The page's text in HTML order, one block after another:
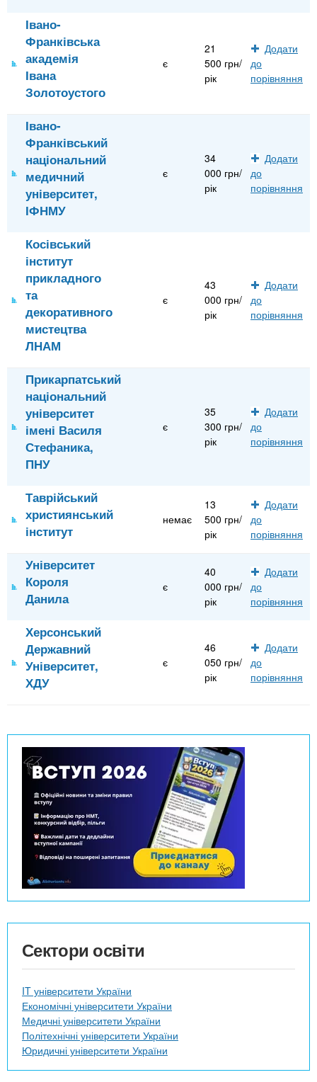
Івано-
Франківська
академія
Івана
Золотоустого
є
21
500 грн/
рік
Додати
до
порівняння
Івано-
Франківський
національний
медичний
університет,
ІФНМУ
є
34
000 грн/
рік
Додати
до
порівняння
Косівський
інститут
прикладного
та
декоративного
мистецтва
ЛНАМ
є
43
000 грн/
рік
Додати
до
порівняння
Прикарпатський
національний
університет
імені Василя
Стефаника,
ПНУ
є
35
300 грн/
рік
Додати
до
порівняння
Таврійський
християнський
інститут
немає
13
500 грн/
рік
Додати
до
порівняння
Університет
Короля
Данила
є
40
000 грн/
рік
Додати
до
порівняння
Херсонський
Державний
Університет,
ХДУ
є
46
050 грн/
рік
Додати
до
порівняння
Сектори освіти
IT університети України
Економічні університети України
Медичні університети України
Політехнічні університети України
Юридичні університети України